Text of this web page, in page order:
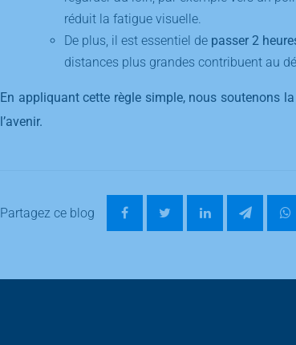
réduit la fatigue visuelle.
De plus, il est essentiel de passer 2
distances plus grandes contribuent au
En appliquant cette règle simple, nous soutenons
l’avenir.
Partagez ce blog